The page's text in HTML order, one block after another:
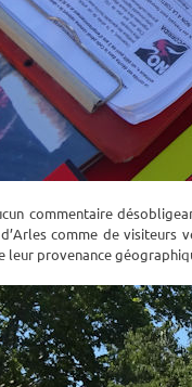
commentaire
comme de
leur provenance